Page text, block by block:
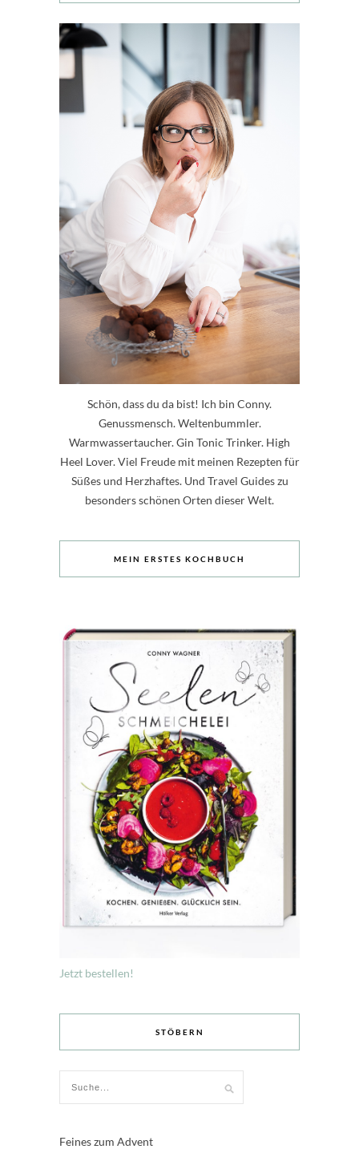
Schön, dass du da bist! Ich bin Conny.
Genussmensch. Weltenbummler.
Warmwassertaucher. Gin Tonic Trinker. High
Heel Lover. Viel Freude mit meinen Rezepten für
Süßes und Herzhaftes. Und Travel Guides zu
besonders schönen Orten dieser Welt.
MEIN ERSTES KOCHBUCH
Jetzt bestellen!
STÖBERN
Feines zum Advent